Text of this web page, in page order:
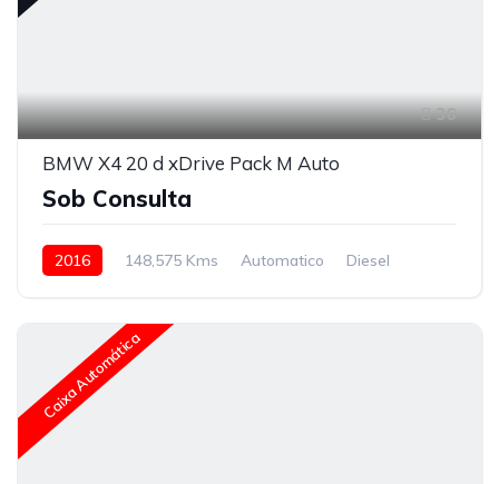
36
BMW X4 20 d xDrive Pack M Auto
Sob Consulta
2016 148,575 Kms Automatico Diesel
Caixa Automática